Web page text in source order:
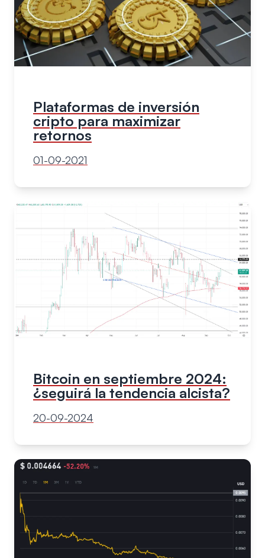
Plataformas de inversión
cripto para maximizar
retornos
01-09-2021
Bitcoin en septiembre 2024:
¿seguirá la tendencia alcista?
20-09-2024